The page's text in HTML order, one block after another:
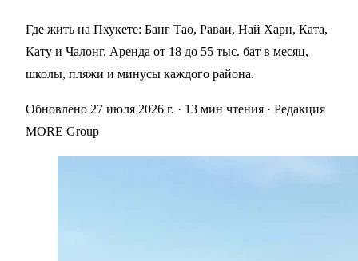
Где жить на Пхукете: Банг Тао, Раваи, Най Харн, Ката,
Кату и Чалонг. Аренда от 18 до 55 тыс. бат в месяц,
школы, пляжи и минусы каждого района.
Обновлено 27 июля 2026 г. · 13 мин чтения · Редакция
MORE Group